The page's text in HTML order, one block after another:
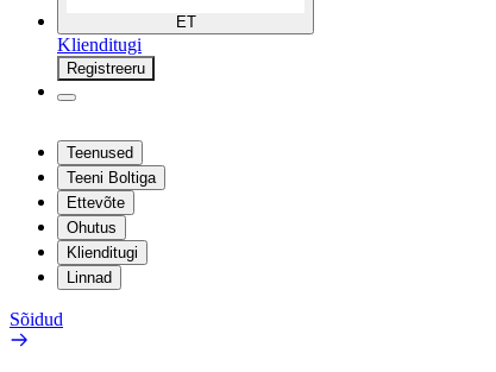
ET
Klienditugi
Registreeru
Teenused
Teeni Boltiga
Ettevõte
Ohutus
Klienditugi
Linnad
Sõidud